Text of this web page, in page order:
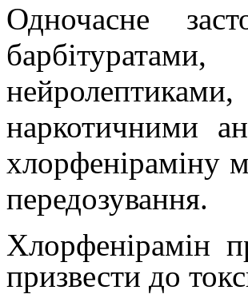
Одночасне
наркотичними
хлорфеніраміну
передозування.
Хлорфенірамін
призвести до